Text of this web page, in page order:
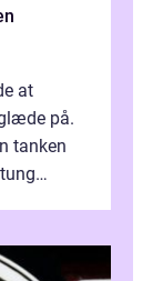
at
på.
tanken